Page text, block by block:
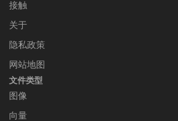
接触
关于
隐私政策
网站地图
文件类型
图像
向量